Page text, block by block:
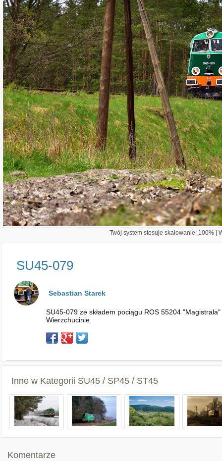
Twój system stosuje skalowanie: 100% |
SU45-079
Sebastian Starek
SU45-079 ze składem pociągu ROS 55204
Wierzchucinie.
Inne w Kategorii SU45 / SP45 / ST45
Komentarze